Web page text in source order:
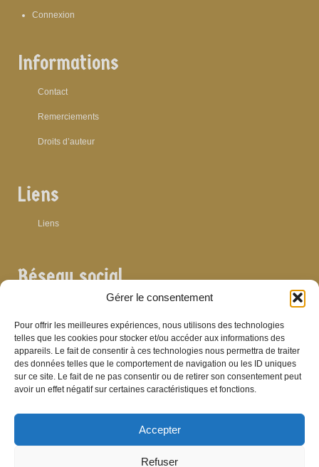
Gérer le consentement
Pour offrir les meilleures expériences, nous utilisons des technologies
telles que les cookies pour stocker et/ou accéder aux informations des
appareils. Le fait de consentir à ces technologies nous permettra de traiter
des données telles que le comportement de navigation ou les ID uniques
sur ce site. Le fait de ne pas consentir ou de retirer son consentement peut
avoir un effet négatif sur certaines caractéristiques et fonctions.
Accepter
Refuser
Connexion
Informations
Contact
Remerciements
Droits d’auteur
Liens
Liens
Réseau social
Archives
Archives
Bibliographie